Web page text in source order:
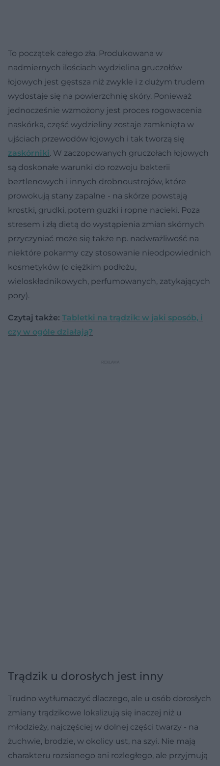
To początek całego zła. Produkowana w
nadmiernych ilościach wydzielina gruczołów
łojowych jest gęstsza niż zwykle i z dużym trudem
wydostaje się na powierzchnię skóry. Ponieważ
jednocześnie wzmożony jest proces rogowacenia
naskórka, część wydzieliny zostaje zamknięta w
ujściach przewodów łojowych i tak tworzą się
zaskórniki. W zaczopowanych gruczołach łojowych
są doskonałe warunki do rozwoju bakterii
beztlenowych i innych drobnoustrojów, które
prowokują stany zapalne - na skórze powstają
krostki, grudki, potem guzki i ropne nacieki. Poza
stresem i złą dietą do wystąpienia zmian skórnych
przyczyniać może się także np. nadwrażliwość na
niektóre pokarmy czy stosowanie nieodpowiednich
kosmetyków (o ciężkim podłożu,
wieloskładnikowych, perfumowanych, zatykających
pory).
Czytaj także: Tabletki na trądzik: w jaki sposób, i
czy w ogóle działają?
Trądzik u dorosłych jest inny
Trudno wytłumaczyć dlaczego, ale u osób dorosłych
zmiany trądzikowe lokalizują się inaczej niż u
młodzieży, najczęściej w dolnej części twarzy - na
żuchwie, brodzie, w okolicy ust, na szyi. Nie mają
charakteru rozsianego ani rozległego, ale przyjmują